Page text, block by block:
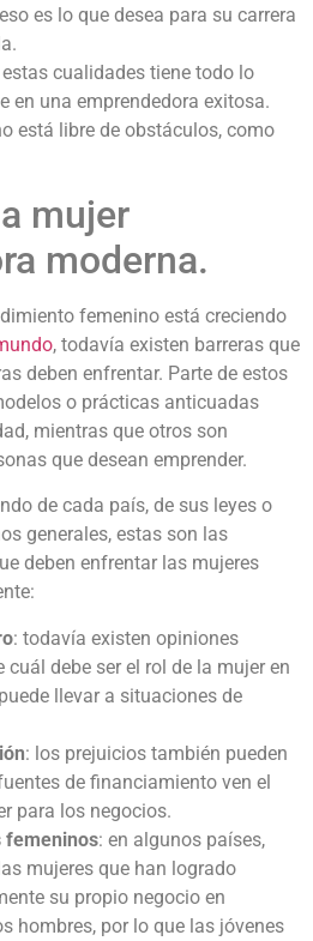
es lo que desea para su carrera
cualidades tiene todo lo
en una emprendedora exitosa.
está libre de obstáculos, como
mujer
moderna.
femenino está creciendo
, todavía existen barreras que
deben enfrentar. Parte de estos
o prácticas anticuadas
mientras que otros son
que desean emprender.
de cada país, de sus leyes o
generales, estas son las
deben enfrentar las mujeres
: todavía existen opiniones
debe ser el rol de la mujer en
llevar a situaciones de
: los prejuicios también pueden
de financiamiento ven el
para los negocios.
femeninos: en algunos países,
mujeres que han logrado
su propio negocio en
hombres, por lo que las jóvenes